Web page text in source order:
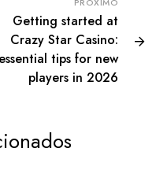
Getting started at
Crazy Star Casino:
essential tips for new
players in 2026